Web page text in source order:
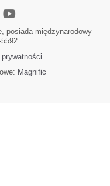
posiada międzynarodowy
Magnific